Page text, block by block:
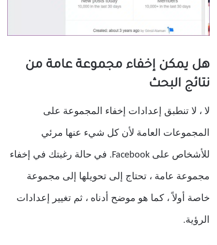
هل يمكن إخفاء مجموعة عامة من
نتائج البحث
لا ، لا تنطبق إعدادات إخفاء المجموعة على
المجموعات العامة لأن كل شيء عنها مرئي
للأشخاص على Facebook. في حالة رغبتك في إخفاء
مجموعة عامة ، تحتاج إلى تحويلها إلى مجموعة
خاصة أولاً ، كما هو موضح أدناه ، ثم تغيير إعدادات
الرؤية.